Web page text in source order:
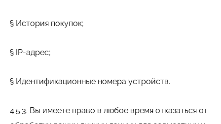
§ История покупок;
§ IP-адрес;
§ Идентификационные номера устройств.
4.5.3. Вы имеете право в любое время отказаться от